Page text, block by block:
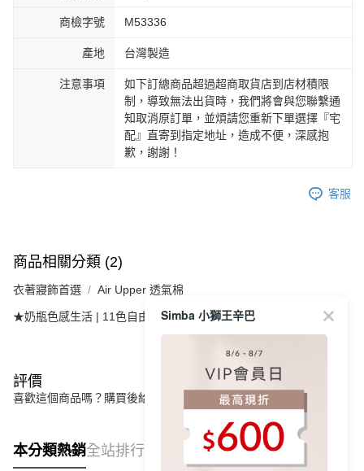
商檢字號 M53336
產地 台灣製造
注意事項
如下訂總商品超過超商取貨店到店材積限
制，導致無法出貨時，我們將會與您聯繫通
知取消原訂單，並煩請您重新下單選擇『宅
配』直寄到指定地址，造成不便，深感抱
歉，謝謝！
客服
商品相關分類 (2)
衣著寢飾首選 Air Upper 透氣棉
★奶瓶色感生活 | 11色自由選 旦黃
評價
喜歡這個商品嗎？購買後給他一個好評吧
本分類熱銷全站排行
Simba 小獅王辛巴